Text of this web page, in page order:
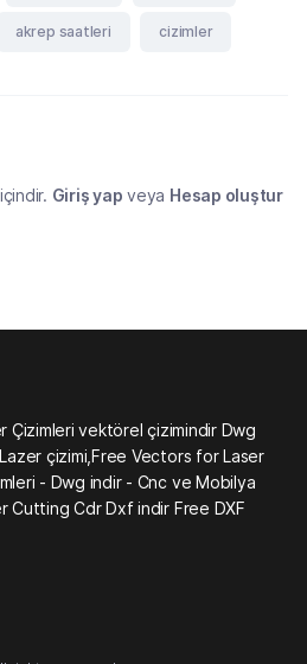
akrep saatleri cizimler
Giriş yap veya Hesap oluştur
Çizimleri vektörel çizimindir Dwg
çizimi,Free Vectors for Laser
- Dwg indir - Cnc ve Mobilya
Cutting Cdr Dxf indir Free DXF